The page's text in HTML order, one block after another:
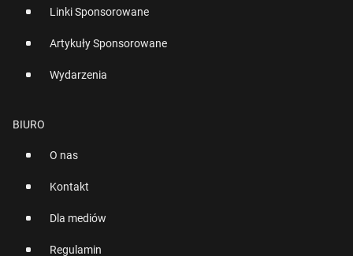
Linki Sponsorowane
Artykuły Sponsorowane
Wydarzenia
BIURO
O nas
Kontakt
Dla mediów
Regulamin